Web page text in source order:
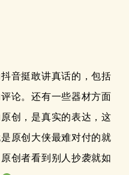
音挺敢讲真话的，包括
论。还有一些器材方面
创，是真实的表达，这
原创大侠最难对付的就
创者看到别人抄袭就如